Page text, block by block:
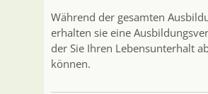
Während der gesamten
erhalten sie eine
der Sie Ihren Lebensunterhalt
können.